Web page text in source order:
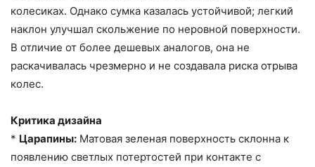
колесиках. Однако сумка казалась устойчивой; легкий
наклон улучшал скольжение по неровной поверхности.
В отличие от более дешевых аналогов, она не
раскачивалась чрезмерно и не создавала риска отрыва
колес.
Критика дизайна
* Царапины: Матовая зеленая поверхность склонна к
появлению светлых потертостей при контакте с